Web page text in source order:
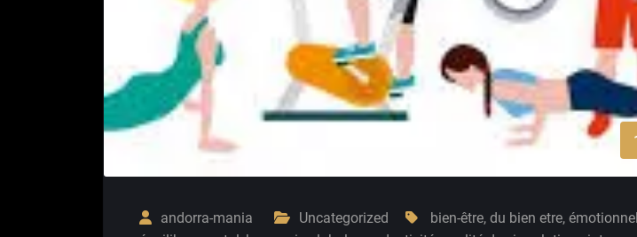
andorra-mania Uncategorized bien-être, du bien etre, émotionnel